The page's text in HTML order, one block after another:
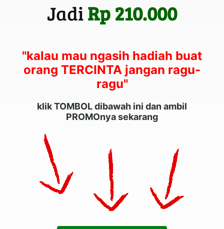
JadiRp 210.000
"kalau mau ngasih hadiah buat
orang TERCINTA jangan ragu-
ragu"
klik TOMBOL dibawah ini dan ambil
PROMOnya sekarang